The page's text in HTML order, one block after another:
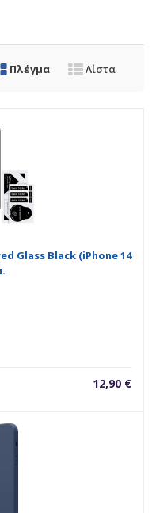
Πλέγμα Λίστα
Glass Black (iPhone 14
12,90 €